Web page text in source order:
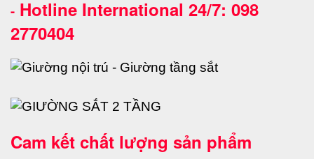
- Hotline International 24/7: 098
2770404
Cam kết chất lượng sản phẩm